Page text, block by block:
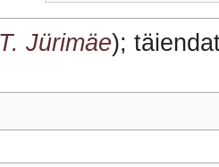
T. Jürimäe);